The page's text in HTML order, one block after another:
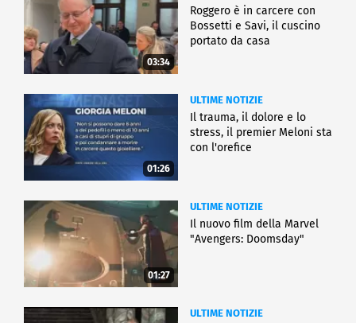
03:34
Roggero è in carcere con
Bossetti e Savi, il cuscino
portato da casa
01:26
ULTIME NOTIZIE
Il trauma, il dolore e lo
stress, il premier Meloni sta
con l'orefice
01:27
ULTIME NOTIZIE
Il nuovo film della Marvel
"Avengers: Doomsday"
ULTIME NOTIZIE